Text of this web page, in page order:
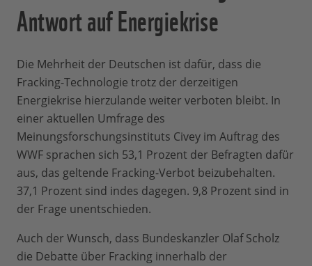
Antwort auf Energiekrise
Die Mehrheit der Deutschen ist dafür, dass die
Fracking-Technologie trotz der derzeitigen
Energiekrise hierzulande weiter verboten bleibt. In
einer aktuellen Umfrage des
Meinungsforschungsinstituts Civey im Auftrag des
WWF sprachen sich 53,1 Prozent der Befragten dafür
aus, das geltende Fracking-Verbot beizubehalten.
37,1 Prozent sind indes dagegen. 9,8 Prozent sind in
der Frage unentschieden.
Auch der Wunsch, dass Bundeskanzler Olaf Scholz
die Debatte über Fracking innerhalb der